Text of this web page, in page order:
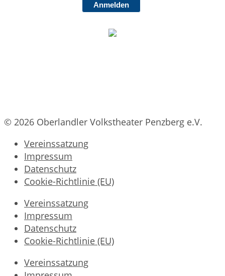
Anmelden
© 2026 Oberlandler Volkstheater Penzberg e.V.
Vereinssatzung
Impressum
Datenschutz
Cookie-Richtlinie (EU)
Vereinssatzung
Impressum
Datenschutz
Cookie-Richtlinie (EU)
Vereinssatzung